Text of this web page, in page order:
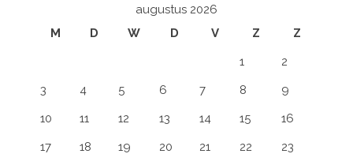
augustus 2026
M
D W D V Z
Z
1
2
3
4 5 6 7 8
9
10
11 12 13 14 15
16
17
18 19 20 21 22
23